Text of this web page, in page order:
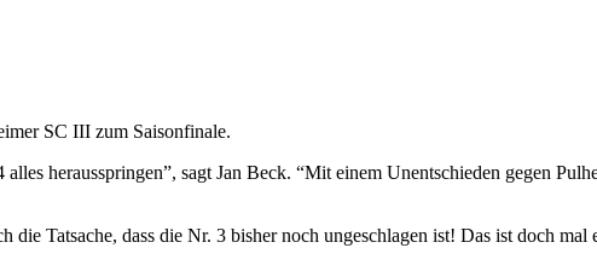
SC III zum Saisonfinale.
herausspringen”, sagt Jan Beck. “Mit einem Unentschieden gegen
Tatsache, dass die Nr. 3 bisher noch ungeschlagen ist! Das ist doch